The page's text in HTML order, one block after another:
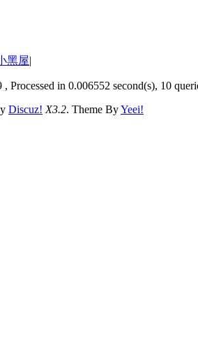
黑屋|
, Processed in 0.006552 second(s), 10
Discuz! X3.2. Theme ByYeei!